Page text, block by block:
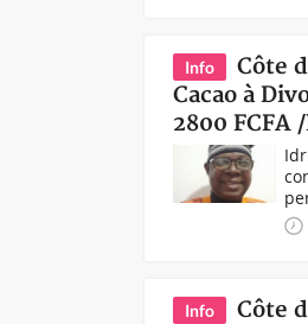
Info
Côte
Cacao à
2800 FCFA
Info
Côte